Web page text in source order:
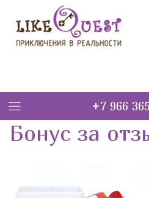
LQ
+7 966
Бонус за